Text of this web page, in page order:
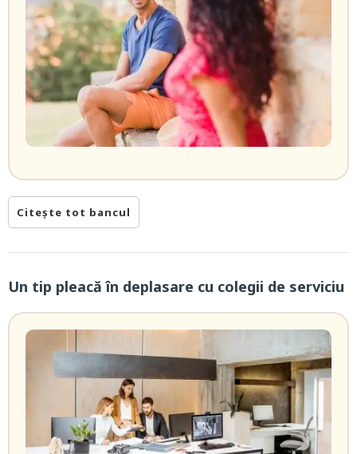
Citește tot bancul
Un tip pleacă în deplasare cu colegii de serviciu